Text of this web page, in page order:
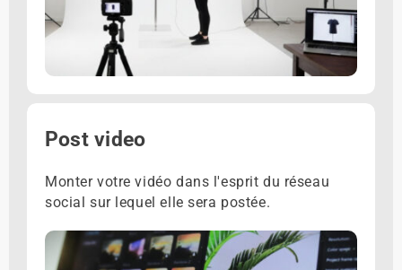
Post video
Monter votre vidéo dans l'esprit du réseau
social sur lequel elle sera postée.